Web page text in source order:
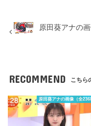
原田葵アナの
RECOMMEND こちら
原田葵アナの画像（全